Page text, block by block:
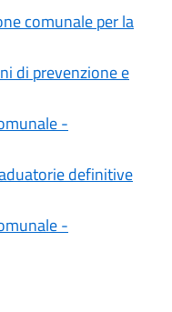
comunale per la
di prevenzione e
-
definitive
-